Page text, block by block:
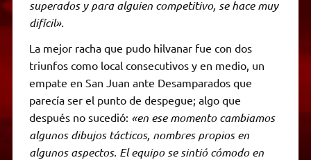
superados y para alguien competitivo, se hace muy
difícil».
La mejor racha que pudo hilvanar fue con dos
triunfos como local consecutivos y en medio, un
empate en San Juan ante Desamparados que
parecía ser el punto de despegue; algo que
después no sucedió: «en ese momento cambiamos
algunos dibujos tácticos, nombres propios en
algunos aspectos. El equipo se sintió cómodo en